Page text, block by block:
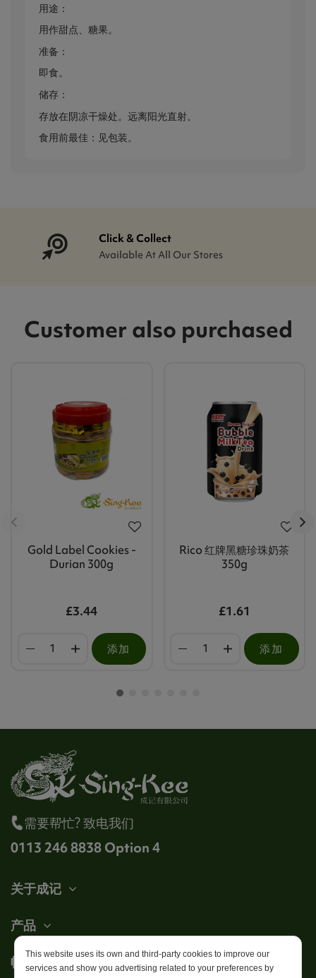
用途：
用作甜点、糖果。
准备：
即食。
储存：
存放在阴凉干燥处。远离阳光直射。
食用前最佳：见包装。
Click & Collect
Available At All Our Stores
Customer also purchased
Gold Label Cookies -
Durian 300g
£3.44
添加
Rico 红牌黑糖珍珠奶茶
350g
£1.61
添加
需要帮忙? 致电我们
0113 246 8838 Option 4
关于成记
产品
帐户This website uses its own and third-party cookies to improve our
services and show you advertising related to your preferences by